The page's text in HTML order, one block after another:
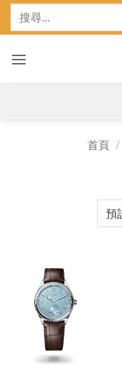
Skip
鍵
首頁 /